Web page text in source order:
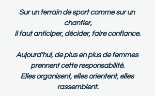
Sur un terrain de sport comme sur un
chantier,
il faut anticiper, décider, faire confiance.
Aujourd’hui, de plus en plus de femmes
prennent cette responsabilité.
Elles organisent, elles orientent, elles
rassemblent.